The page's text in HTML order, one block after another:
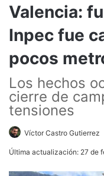
Valencia:
Inpec fue
pocos
Los hechos
cierre de
tensiones
Víctor Castro Gutierrez
Última actualización: 27 de